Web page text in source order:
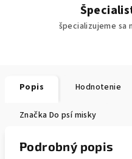
špecializujeme sa
Popis Hodnotenie
Značka Do psí misky
Podrobný popis